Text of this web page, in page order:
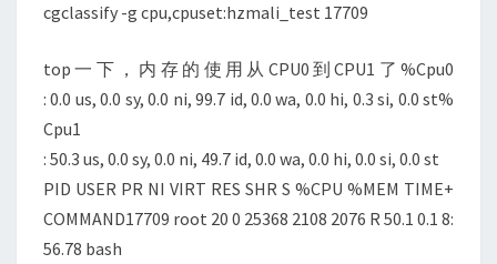
cgclassify -g cpu,cpuset:hzmali_test 17709
top一下，内存的使用从CPU0到CPU1了%Cpu0
: 0.0 us, 0.0 sy, 0.0 ni, 99.7 id, 0.0 wa, 0.0 hi, 0.3 si, 0.0 st%
Cpu1
: 50.3 us, 0.0 sy, 0.0 ni, 49.7 id, 0.0 wa, 0.0 hi, 0.0 si, 0.0 st
PID USER PR NI VIRT RES SHR S %CPU %MEM TIME+
COMMAND17709 root 20 0 25368 2108 2076 R 50.1 0.1 8:
56.78 bash